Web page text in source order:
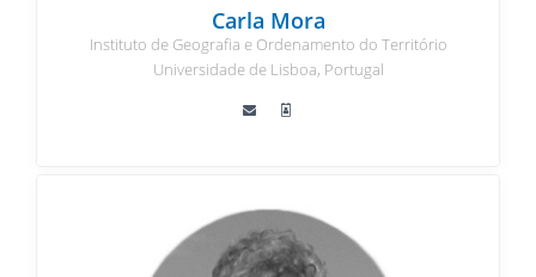
Carla Mora
Instituto de Geografia e Ordenamento do Território
Universidade de Lisboa, Portugal